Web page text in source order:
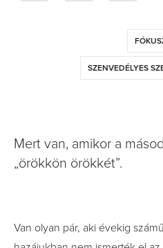
SZENVEDÉLYES
Mert van, amikor a
„örökkön örökkét”.
Van olyan pár, aki évekig